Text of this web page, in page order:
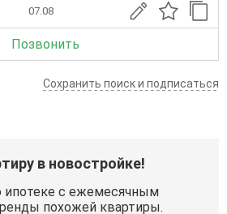
07.08
Позвонить
Сохранить поиск и подписаться
в новостройке!
ипотеке с ежемесячным
похожей квартиры.